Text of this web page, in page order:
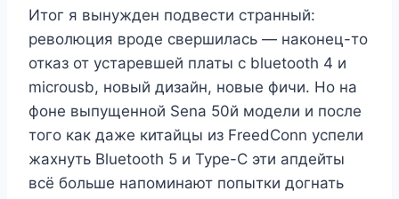
Итог я вынужден подвести странный:
революция вроде свершилась — наконец-то
отказ от устаревшей платы с bluetooth 4 и
microusb, новый дизайн, новые фичи. Но на
фоне выпущенной Sena 50й модели и после
того как даже китайцы из FreedConn успели
жахнуть Bluetooth 5 и Type-C эти апдейты
всё больше напоминают попытки догнать